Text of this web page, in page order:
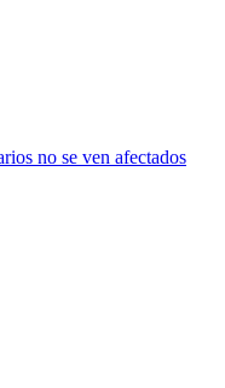
no se ven afectados